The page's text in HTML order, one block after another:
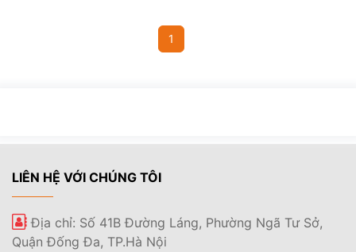
1
LIÊN HỆ VỚI CHÚNG TÔI
Địa chỉ: Số 41B Đường Láng, Phường Ngã Tư Sở,
Quận Đống Đa, TP.Hà Nội